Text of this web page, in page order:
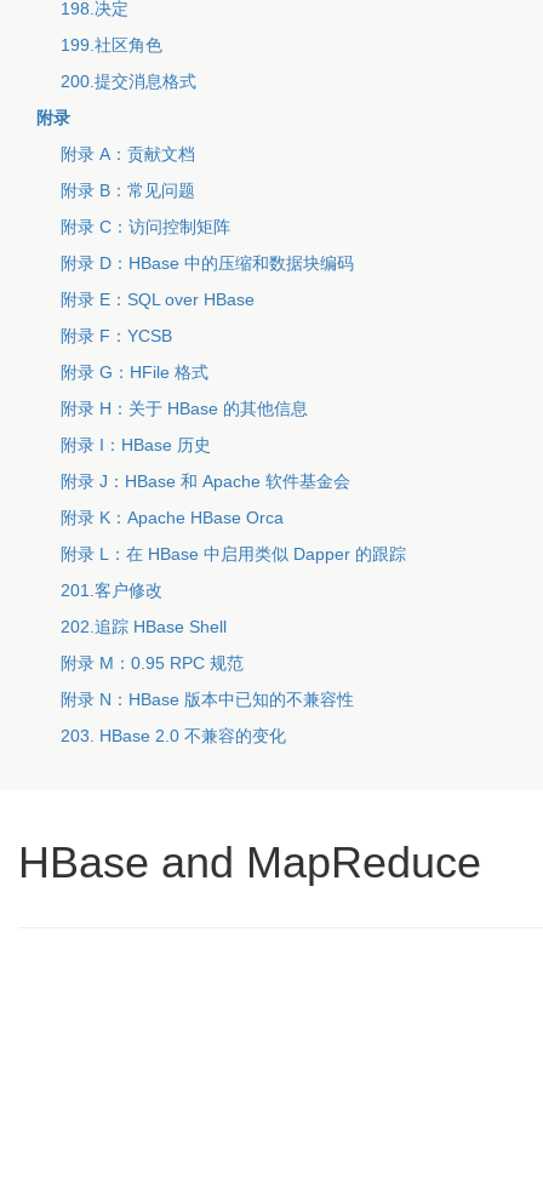
198.决定
199.社区角色
200.提交消息格式
附录
附录 A：贡献文档
附录 B：常见问题
附录 C：访问控制矩阵
附录 D：HBase 中的压缩和数据块编码
附录 E：SQL over HBase
附录 F：YCSB
附录 G：HFile 格式
附录 H：关于 HBase 的其他信息
附录 I：HBase 历史
附录 J：HBase 和 Apache 软件基金会
附录 K：Apache HBase Orca
附录 L：在 HBase 中启用类似 Dapper 的跟踪
201.客户修改
202.追踪 HBase Shell
附录 M：0.95 RPC 规范
附录 N：HBase 版本中已知的不兼容性
203. HBase 2.0 不兼容的变化
HBase and MapReduce